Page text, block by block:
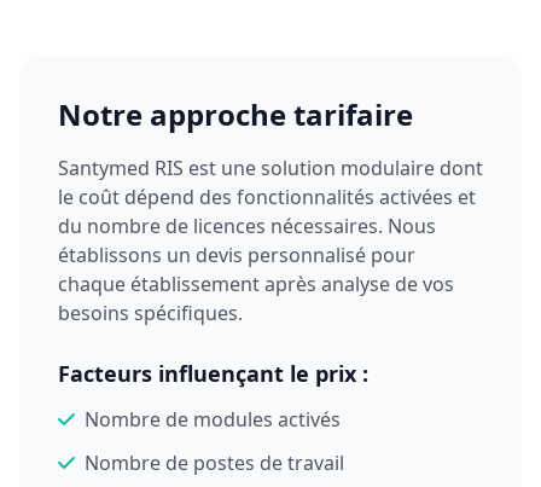
Notre approche tarifaire
Santymed RIS est une solution modulaire dont
le coût dépend des fonctionnalités activées et
du nombre de licences nécessaires. Nous
établissons un devis personnalisé pour
chaque établissement après analyse de vos
besoins spécifiques.
Facteurs influençant le prix :
Nombre de modules activés
Nombre de postes de travail